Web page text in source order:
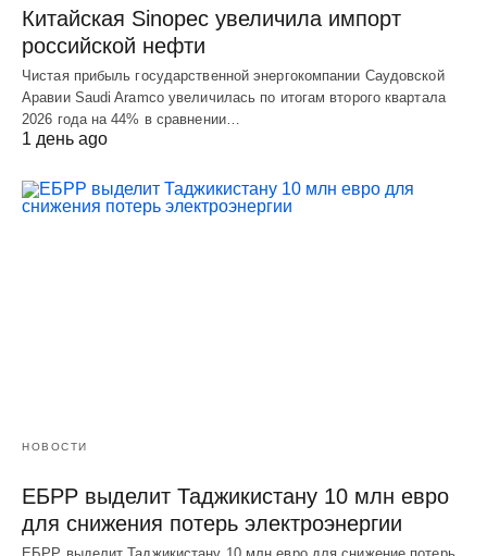
Китайская Sinopec увеличила импорт
российской нефти
Чистая прибыль государственной энергокомпании Саудовской
Аравии Saudi Aramco увеличилась по итогам второго квартала
2026 года на 44% в сравнении…
1 день ago
НОВОСТИ
ЕБРР выделит Таджикистану 10 млн евро
для снижения потерь электроэнергии